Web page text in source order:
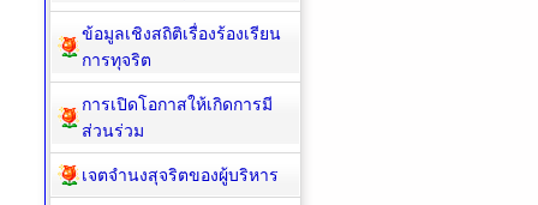
ข้อมูลเชิงสถิติเรื่องร้องเรียน
การทุจริต
การเปิดโอกาสให้เกิดการมี
ส่วนร่วม
เจตจำนงสุจริตของผู้บริหาร